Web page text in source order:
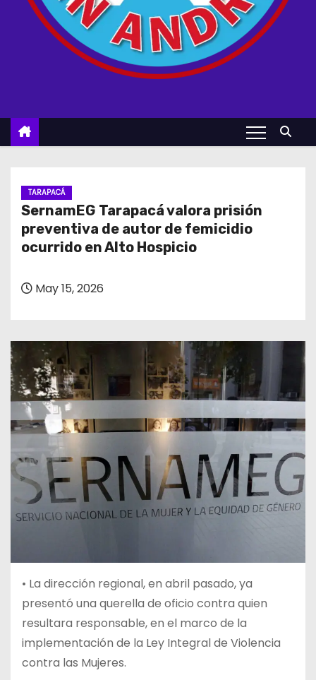
TARAPACÁ
SernamEG Tarapacá valora prisión
preventiva de autor de femicidio
ocurrido en Alto Hospicio
May 15, 2026
• La dirección regional, en abril pasado, ya
presentó una querella de oficio contra quien
resultara responsable, en el marco de la
implementación de la Ley Integral de Violencia
contra las Mujeres.